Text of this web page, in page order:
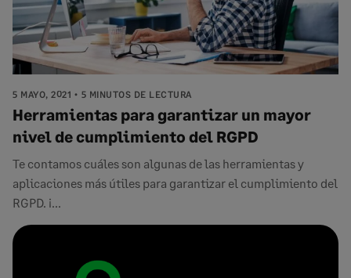
5 MAYO, 2021 5 MINUTOS DE LECTURA
Herramientas para garantizar un mayor
nivel de cumplimiento del RGPD
Te contamos cuáles son algunas de las herramientas y
aplicaciones más útiles para garantizar el cumplimiento del
RGPD. ¡...